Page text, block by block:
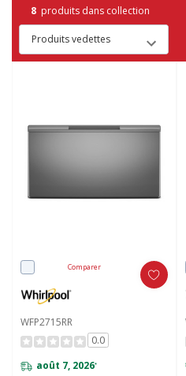
8 produits dans collection
Comparer
WFP2715RR
0.0
août 7, 2026*